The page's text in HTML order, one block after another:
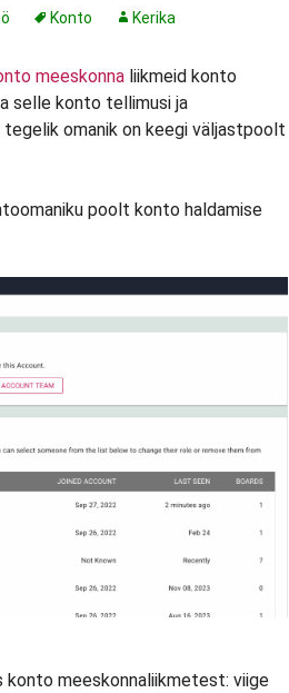
Konto Kerika
meeskonna liikmeid konto
selle konto tellimusi ja
tegelik omanik on keegi väljastpoolt
poolt konto haldamise
konto meeskonnaliikmetest: viige